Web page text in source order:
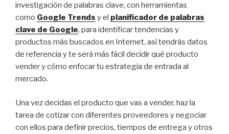
investigación de palabras clave, con herramientas
como Google Trends y el planificador de palabras
clave de Google, para identificar tendencias y
productos más buscados en Internet, así tendrás datos
de referencia y te será más fácil decidir qué producto
vender y cómo enfocar tu estrategia de entrada al
mercado.
Una vez decidas el producto que vas a vender, haz la
tarea de cotizar con diferentes proveedores y negociar
con ellos para definir precios, tiempos de entrega y otros